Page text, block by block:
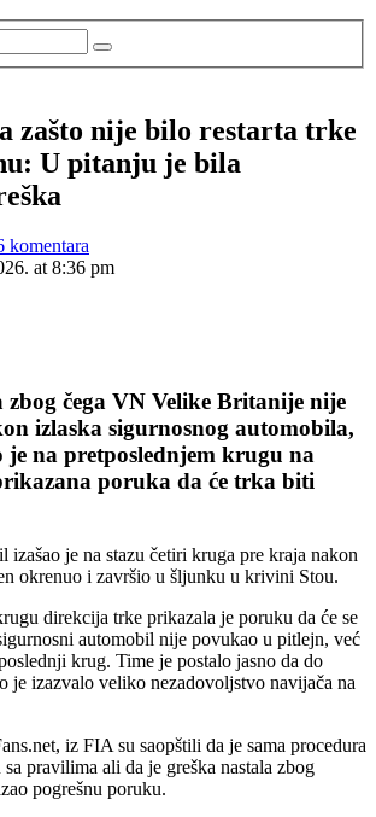
zašto nije bilo restarta trke
U pitanju je bila
komentara
at 8:36 pm
čega VN Velike Britanije nije
izlaska sigurnosnog automobila,
je na pretposlednjem krugu na
poruka da će trka biti
izašao je na stazu četiri kruga pre kraja nakon
okrenuo i završio u šljunku u krivini Stou.
direkcija trke prikazala je poruku da će se
automobil nije povukao u pitlejn, već
krug. Time je postalo jasno da do
je izazvalo veliko nezadovoljstvo navijača na
iz FIA su saopštili da je sama procedura
pravilima ali da je greška nastala zbog
pogrešnu poruku.